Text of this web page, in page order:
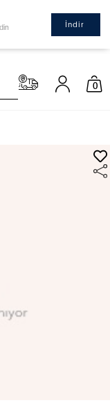
İndir
0